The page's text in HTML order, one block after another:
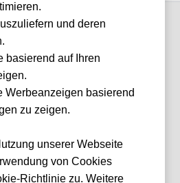
(12)
und deren
basierend auf Ihren
Werbeanzeigen basierend
zu zeigen.
unserer Webseite
von Cookies
Richtlinie zu. Weitere